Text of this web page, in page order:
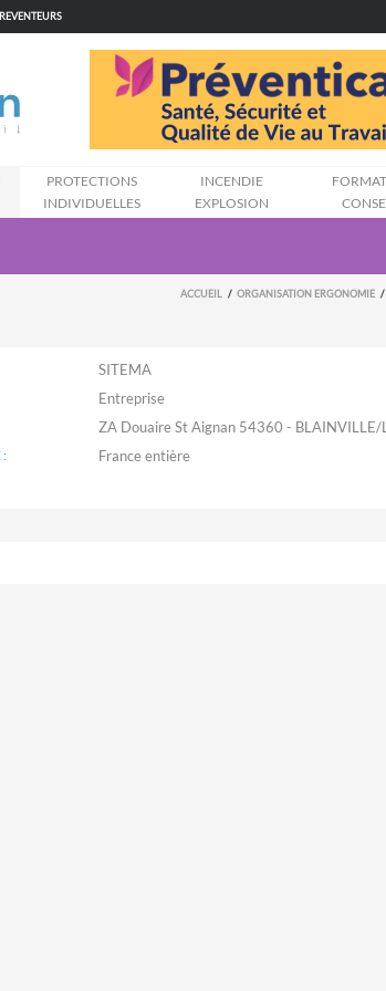
PROTECTIONS
INDIVIDUELLES
INCENDIE
EXPLOSION
ACCUEIL ORGANISATION ERGONOMIE
SITEMA
Entreprise
ZA Douaire St Aignan 54360 - BLAINVILLE/
: